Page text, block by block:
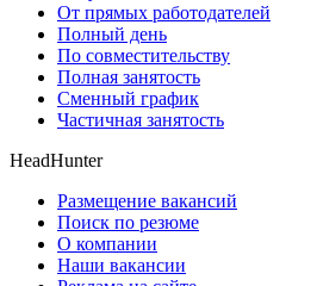
От прямых работодателей
Полный день
По совместительству
Полная занятость
Сменный график
Частичная занятость
HeadHunter
Размещение вакансий
Поиск по резюме
О компании
Наши вакансии